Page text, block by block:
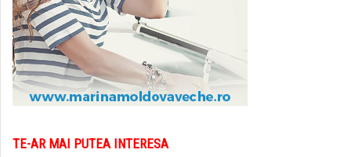
TE-AR MAI PUTEA INTERESA